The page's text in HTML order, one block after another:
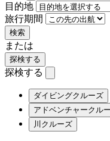
目的地
旅行期間
検索
または
探検する
探検する
ダイビングクルーズ
アドベンチャークル
川クルーズ